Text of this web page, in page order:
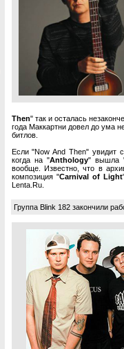
Then" так и осталась
года Маккартни довел до ума
битлов.
Если "Now And Then" увидит
когда на "Anthology" вышла
вообще. Известно, что в
композиция "Carnival of Light
Lenta.Ru.
Группа Blink 182 закончили